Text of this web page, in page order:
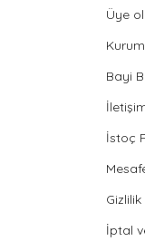
Üye ol
Bayi
İstoç
İptal